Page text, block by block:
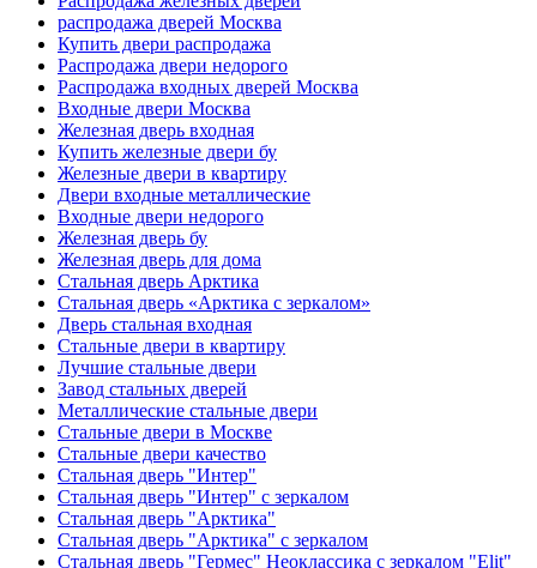
распродажа дверей Москва
Купить двери распродажа
Распродажа двери недорого
Распродажа входных дверей Москва
Входные двери Москва
Железная дверь входная
Купить железные двери бу
Железные двери в квартиру
Двери входные металлические
Входные двери недорого
Железная дверь бу
Железная дверь для дома
Стальная дверь Арктика
Стальная дверь «Арктика с зеркалом»
Дверь стальная входная
Стальные двери в квартиру
Лучшие стальные двери
Завод стальных дверей
Металлические стальные двери
Стальные двери в Москве
Стальные двери качество
Стальная дверь "Интер"
Стальная дверь "Интер" с зеркалом
Стальная дверь "Арктика"
Стальная дверь "Арктика" с зеркалом
Стальная дверь "Гермес" Неоклассика с зеркалом "Elit"